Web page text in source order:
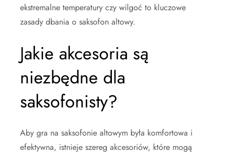
ekstremalne temperatury czy wilgoć to kluczowe
zasady dbania o saksofon altowy.
Jakie akcesoria są
niezbędne dla
saksofonisty?
Aby gra na saksofonie altowym była komfortowa i
efektywna, istnieje szereg akcesoriów, które mogą